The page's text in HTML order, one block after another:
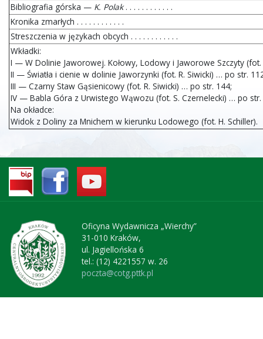
Bibliografia górska — K. Polak. . . . . . . . . . . .
Kronika zmarłych . . . . . . . . . . . .
Streszczenia w językach obcych . . . . . . . . . . . .
Wkładki:
I — W Dolinie Jaworowej. Kołowy, Lodowy i Jaworowe Szczyty
II — Światła i cienie w dolinie Jaworzynki (fot. R. Siwicki) … po str.
III — Czarny Staw Gąsienicowy (fot. R. Siwicki) … po str. 144;
IV — Babla Góra z Urwistego Wąwozu (fot. S. Czernelecki) … po str.
Na okładce:
Widok z Doliny za Mnichem w kierunku Lodowego (fot. H. Schiller).
Oficyna Wydawnicza „Wierchy”
31-010 Kraków,
ul. Jagiellońska 6
tel.: (12) 4221557 w. 26
poczta@cotg.pttk.pl